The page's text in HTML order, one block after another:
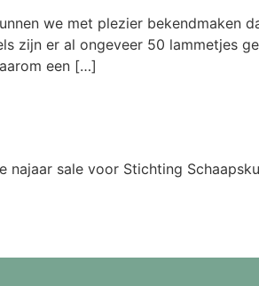
we met plezier bekendmaken
zijn er al ongeveer 50 lammetjes
een […]
sale voor Stichting